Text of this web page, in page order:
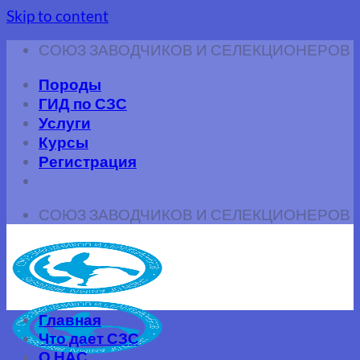
Skip to content
СОЮЗ ЗАВОДЧИКОВ И СЕЛЕКЦИОНЕРОВ
Породы
ГИД по СЗС
Услуги
Курсы
Регистрация
СОЮЗ ЗАВОДЧИКОВ И СЕЛЕКЦИОНЕРОВ
Главная
Что дает СЗС